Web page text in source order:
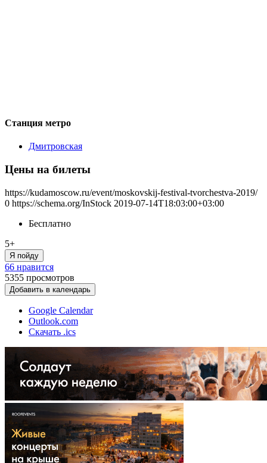
Станция метро
Дмитровская
Цены на билеты
https://kudamoscow.ru/event/moskovskij-festival-tvorchestva-2019/
0 https://schema.org/InStock 2019-07-14T18:03:00+03:00
Бесплатно
5+
Я пойду
66 нравится
5355 просмотров
Добавить в календарь
Google Calendar
Outlook.com
Скачать .ics